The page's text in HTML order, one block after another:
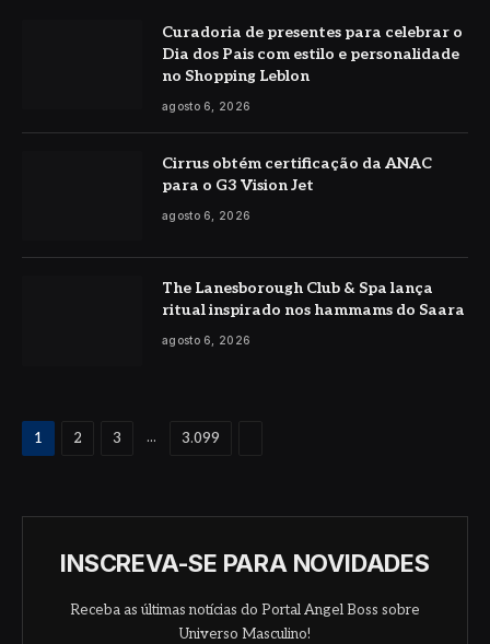
Curadoria de presentes para celebrar o
Dia dos Pais com estilo e personalidade
no Shopping Leblon
agosto 6, 2026
Cirrus obtém certificação da ANAC
para o G3 Vision Jet
agosto 6, 2026
The Lanesborough Club & Spa lança
ritual inspirado nos hammams do Saara
agosto 6, 2026
1 2 3 ... 3.099
INSCREVA-SE PARA NOVIDADES
Receba as últimas notícias do Portal Angel Boss sobre
Universo Masculino!